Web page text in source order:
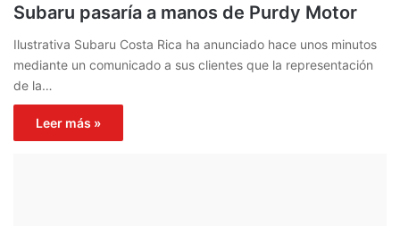
Subaru pasaría a manos de Purdy Motor
Ilustrativa Subaru Costa Rica ha anunciado hace unos minutos
mediante un comunicado a sus clientes que la representación
de la…
Leer más »